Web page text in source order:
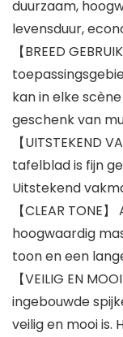
duurzaam,
levensduur,
【BREED
kan in elke
geschenk van
【UITSTEKEND
tafelblad is fijn
Uitstekend
【CLEAR TONE
hoogwaardig
toon en een
【VEILIG EN
ingebouwde
veilig en mooi is.